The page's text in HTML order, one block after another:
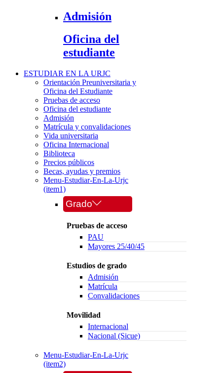
Admisión
Oficina del
estudiante
ESTUDIAR EN LA URJC
Orientación Preuniversitaria y
Oficina del Estudiante
Pruebas de acceso
Oficina del estudiante
Admisión
Matrícula y convalidaciones
Vida universitaria
Oficina Internacional
Biblioteca
Precios públicos
Becas, ayudas y premios
Menu-Estudiar-En-La-Urjc
(item1)
Grado
Pruebas de acceso
PAU
Mayores 25/40/45
Estudios de grado
Admisión
Matrícula
Convalidaciones
Movilidad
Internacional
Nacional (Sicue)
Menu-Estudiar-En-La-Urjc
(item2)